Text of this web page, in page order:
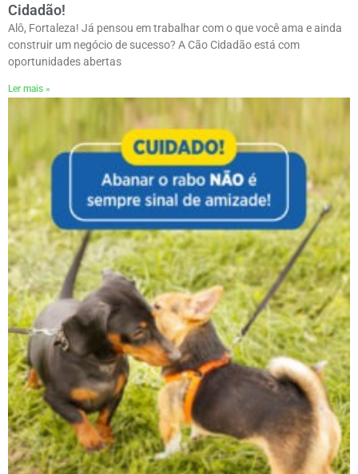
Cidadão!
Alô, Fortaleza! Já pensou em trabalhar com o que você ama e ainda
construir um negócio de sucesso? A Cão Cidadão está com
oportunidades abertas
Ler mais »